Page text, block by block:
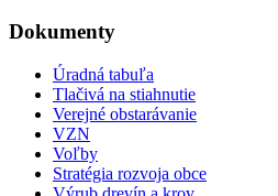
Dokumenty
Úradná tabuľa
Tlačivá na stiahnutie
Verejné obstarávanie
VZN
Voľby
Stratégia rozvoja obce